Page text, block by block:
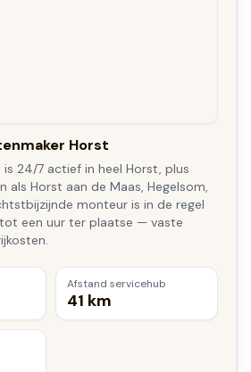
Horst
is 24/7 actief in heel Horst, plus
als Horst aan de Maas, Hegelsom,
monteur is in de regel
een uur ter plaatse — vaste
Afstand servicehub
41 km